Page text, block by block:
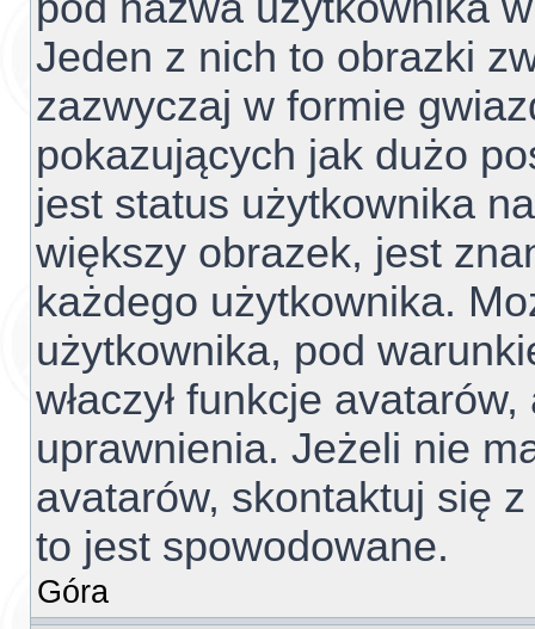
Jeden z nich to obrazki
zazwyczaj w formie
pokazujących jak dużo
jest status użytkownika
większy obrazek, jest
każdego użytkownika.
użytkownika, pod
właczył funkcje
uprawnienia. Jeżeli nie
avatarów, skontaktuj się
to jest spowodowane.
Góra